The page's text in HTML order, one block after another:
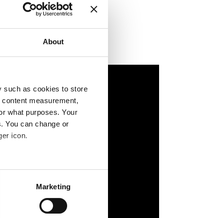
About
such as cookies to store
measurement,
what purposes. Your
You can change or
icon.
meters
Marketing